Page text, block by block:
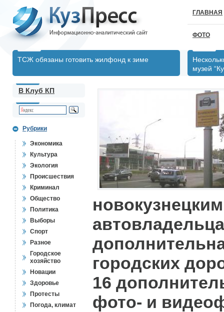
ГЛАВНАЯ
ФОТО
ТСЖ обязаны готовить жилфонд к зиме
музей
В Клуб КП
Рубрики
Экономика
Культура
Экология
Происшествия
Криминал
Общество
Политика
Выборы
Спорт
Разное
Городское
хозяйство
Новации
Здоровье
Протесты
Погода, климат
городских
16
фото- и